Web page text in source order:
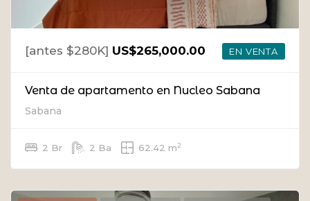
[antes $280K] US$265,000.00 EN VENTA
Venta de apartamento en Nucleo Sabana
Sabana
2 Br 2 Ba 62.42 m2